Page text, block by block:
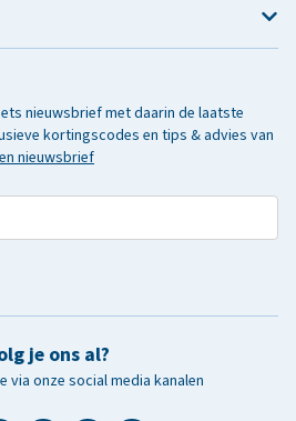
nieuwsbrief met daarin de laatste
kortingscodes en tips & advies van
nieuwsbrief
je ons al?
via onze social media kanalen